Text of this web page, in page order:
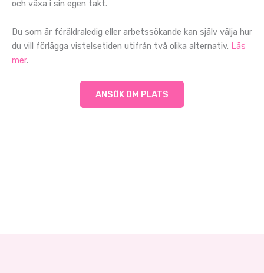
och växa i sin egen takt.
Du som är föräldraledig eller arbetssökande kan själv välja hur
du vill förlägga vistelsetiden utifrån två olika alternativ. Läs
mer.
ANSÖK OM PLATS